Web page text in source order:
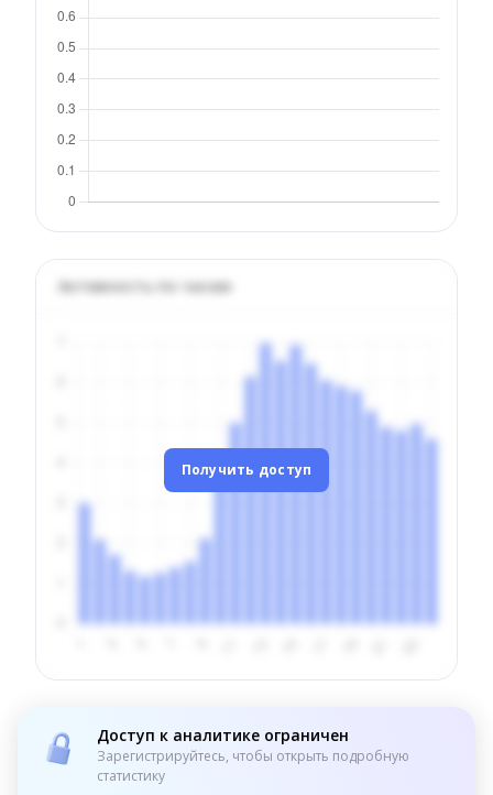
Активность по часам
Получить доступ
Доступ к аналитике ограничен
Зарегистрируйтесь, чтобы открыть подробную
статистику